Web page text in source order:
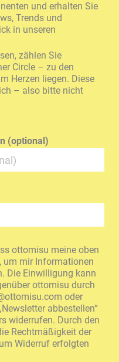
und erhalten Sie
Trends und
in unseren
zählen Sie
Circle – zu den
Herzen liegen. Diese
– also bitte nicht
(optional)
ottomisu meine oben
um mir Informationen
Die Einwilligung kann
ottomisu durch
oder
abbestellen“
widerrufen. Durch den
Rechtmäßigkeit der
Widerruf erfolgten